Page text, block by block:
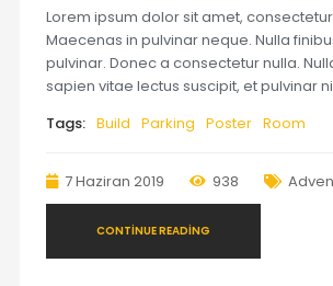
Lorem ipsum dolor sit amet,
Maecenas in pulvinar neque. Nulla
pulvinar. Donec a consectetur nulla.
sapien vitae lectus suscipit, et pulvinar
Tags: Build Parking Poster Room
7 Haziran 2019 938
CONTINUE READING